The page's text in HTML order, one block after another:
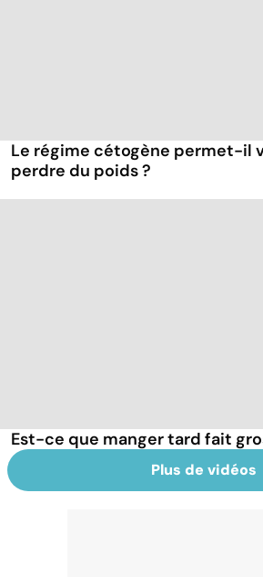
Le régime cétogène permet-il
perdre du poids ?
Est-ce que manger tard fait
Plus de vidéos